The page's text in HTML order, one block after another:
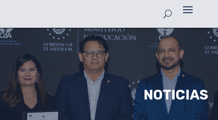
NOTICIAS